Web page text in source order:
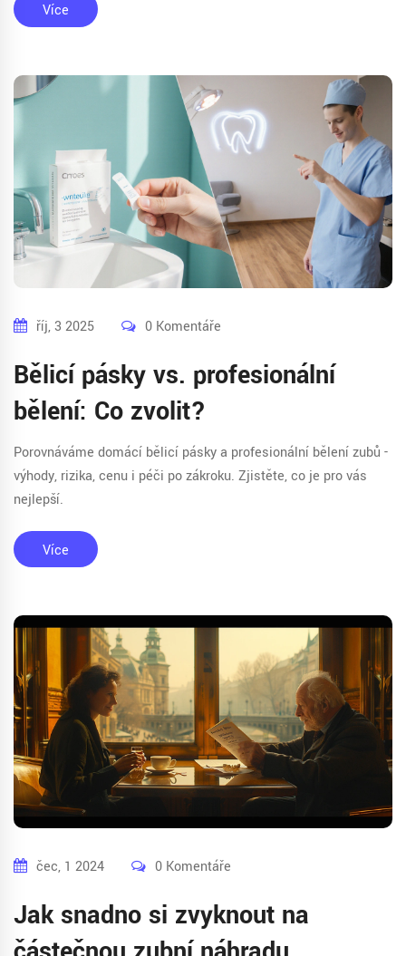
Více
říj, 3 2025 0 Komentáře
Bělicí pásky vs. profesionální
bělení: Co zvolit?
Porovnáváme domácí bělicí pásky a profesionální bělení zubů -
výhody, rizika, cenu i péči po zákroku. Zjistěte, co je pro vás
nejlepší.
Více
čec, 1 2024 0 Komentáře
Jak snadno si zvyknout na